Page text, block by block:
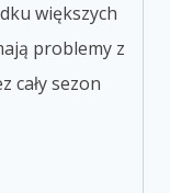
większych
problemy z
cały sezon